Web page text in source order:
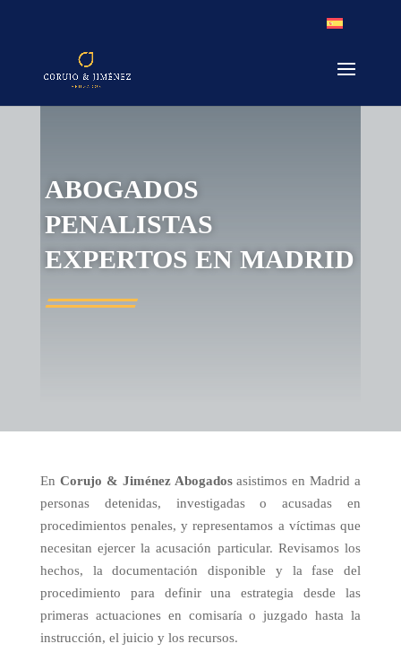
ABOGADOS
PENALISTAS
EXPERTOS EN MADRID
En Corujo & Jiménez Abogadosasistimos en Madrid a
personas detenidas, investigadas o acusadas en
procedimientos penales, y representamos a víctimas que
necesitan ejercer la acusación particular. Revisamos los
hechos, la documentación disponible y la fase del
procedimiento para definir una estrategia desde las
primeras actuaciones en comisaría o juzgado hasta la
instrucción, el juicio y los recursos.